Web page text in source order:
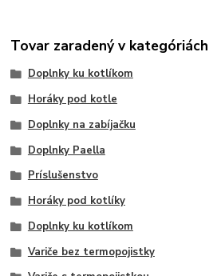
Tovar zaradený v kategóriách
Doplnky ku kotlíkom
Horáky pod kotle
Doplnky na zabíjačku
Doplnky Paella
Príslušenstvo
Horáky pod kotlíky
Doplnky ku kotlíkom
Variče bez termopojistky